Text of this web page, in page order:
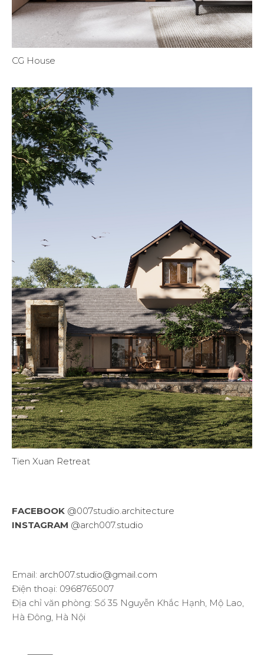
CG House
Tien Xuan Retreat
FACEBOOK @007studio.architecture
INSTAGRAM @arch007.studio
Email: arch007.studio@gmail.com
Điện thoại: 0968765007
Địa chỉ văn phòng: Số 35 Nguyễn Khắc Hạnh, Mộ Lao,
Hà Đông, Hà Nội